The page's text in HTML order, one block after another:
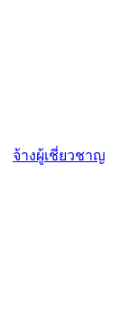
จ้างผู้เชี่ยวชาญ